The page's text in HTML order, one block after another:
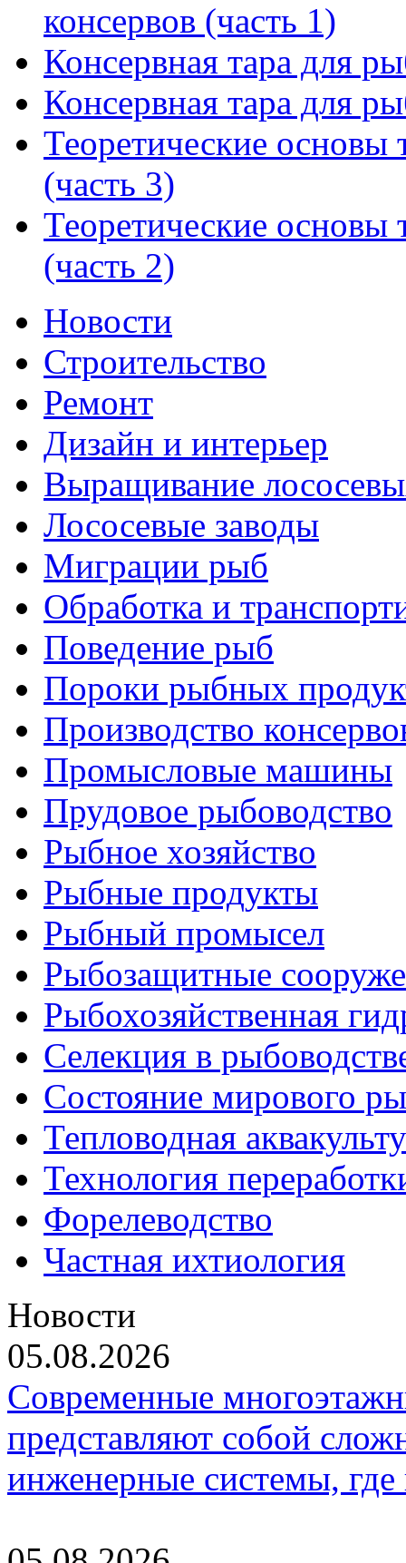
консервов (часть 1)
Консервная тара для
Консервная тара для
Теоретические
(часть 3)
Теоретические
(часть 2)
Новости
Строительство
Ремонт
Дизайн и интерьер
Выращивание
Лососевые заводы
Миграции рыб
Обработка и
Поведение рыб
Пороки рыбных
Производство
Промысловые машины
Прудовое рыбоводство
Рыбное хозяйство
Рыбные продукты
Рыбный промысел
Рыбозащитные
Рыбохозяйственная
Селекция в
Состояние мирового
Тепловодная
Технология
Форелеводство
Частная ихтиология
Новости
05.08.2026
Современные
представляют собой
инженерные системы,